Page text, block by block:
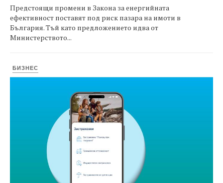
Предстоящи промени в Закона за енергийната
ефективност поставят под риск пазара на имоти в
България. Тъй като предложението идва от
Министерството...
БИЗНЕС